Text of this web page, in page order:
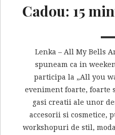
Cadou: 15
Lenka – All My Bells
spuneam ca in
participa la „All you
eveniment foarte, foarte
gasi creatii ale unor
accesorii si cosmetice,
workshopuri de stil,